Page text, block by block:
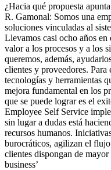
¿Hacia qué propuesta
R. Gamonal: Somos una
soluciones vinculadas al
Llevamos casi ocho años
valor a los procesos y a los
queremos, además,
clientes y proveedores.
tecnologías y herramientas
mejora fundamental en los
que se puede lograr es el
Employee Self Service
sin lugar a dudas está
recursos humanos.
burocráticos, agilizan el
clientes dispongan de
business’